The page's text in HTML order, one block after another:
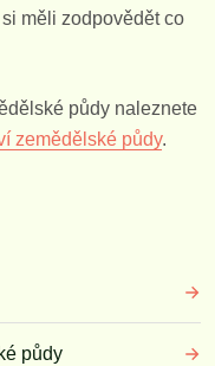
měli zodpovědět co
půdy naleznete
zemědělské půdy.
půdy